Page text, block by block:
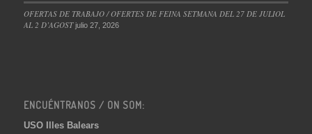
OFERTAS DE TRABAJO / OFERTES DE FEINA SETMANA DEL 27 DE JULIOL
AL 2 D’AGOST julio 27, 2026
ENCUÉNTRANOS / ON SOM:
USO Illes Balears